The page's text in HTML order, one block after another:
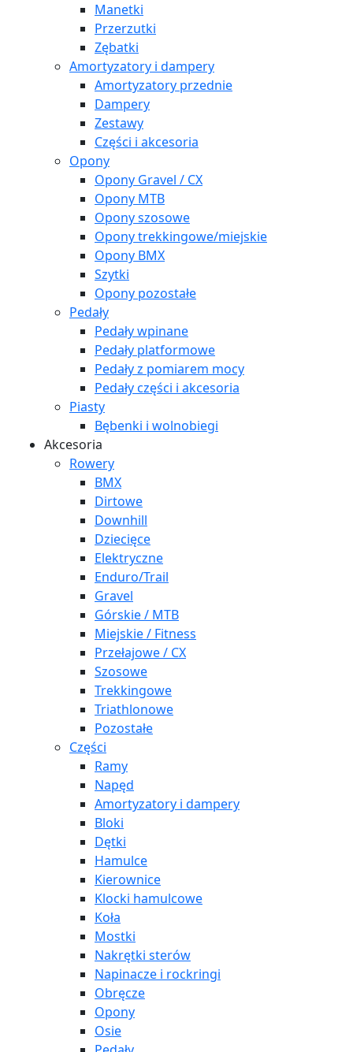
Manetki
Przerzutki
Zębatki
Amortyzatory i dampery
Amortyzatory przednie
Dampery
Zestawy
Części i akcesoria
Opony
Opony Gravel / CX
Opony MTB
Opony szosowe
Opony trekkingowe/miejskie
Opony BMX
Szytki
Opony pozostałe
Pedały
Pedały wpinane
Pedały platformowe
Pedały z pomiarem mocy
Pedały części i akcesoria
Piasty
Bębenki i wolnobiegi
Akcesoria
Rowery
BMX
Dirtowe
Downhill
Dziecięce
Elektryczne
Enduro/Trail
Gravel
Górskie / MTB
Miejskie / Fitness
Przełajowe / CX
Szosowe
Trekkingowe
Triathlonowe
Pozostałe
Części
Ramy
Napęd
Amortyzatory i dampery
Bloki
Dętki
Hamulce
Kierownice
Klocki hamulcowe
Koła
Mostki
Nakrętki sterów
Napinacze i rockringi
Obręcze
Opony
Osie